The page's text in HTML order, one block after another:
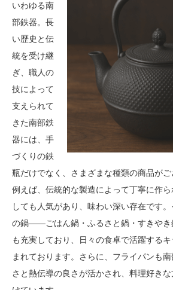
いわゆる南
部鉄器。長
い歴史と伝
統を受け継
ぎ、職人の
技によって
支えられて
きた南部鉄
器には、手
づくりの鉄
瓶だけでなく、さまざまな種類の商品がご
例えば、伝統的な製造によって丁寧に作
しても人気があり、味わい深い存在です
の鍋――ごはん鍋・ふるさと鍋・すきや
も充実しており、日々の食卓で活躍する
まれております。さらに、フライパンも
さと熱伝導の良さが活かされ、料理好き